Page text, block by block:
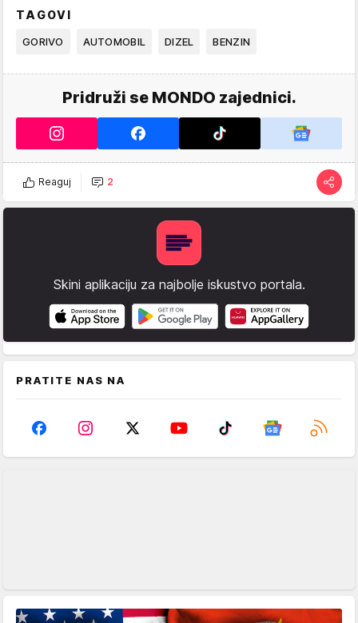
TAGOVI
GORIVO AUTOMOBIL DIZEL BENZIN
Pridruži se MONDO zajednici.
Reaguj 2
Skini aplikaciju za najbolje iskustvo portala.
PRATITE NAS NA